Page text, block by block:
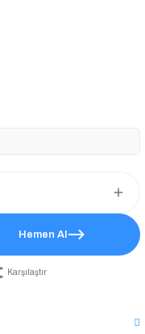
Hemen Al
Karşılaştır